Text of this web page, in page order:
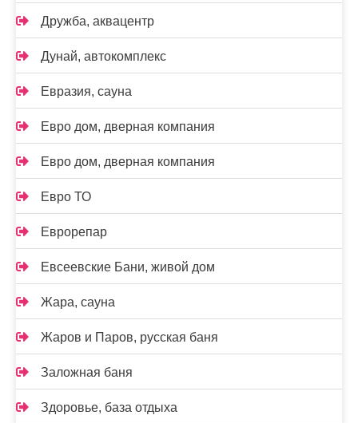
Дружба, аквацентр
Дунай, автокомплекс
Евразия, сауна
Евро дом, дверная компания
Евро дом, дверная компания
Евро ТО
Еврорепар
Евсеевские Бани, живой дом
Жара, сауна
Жаров и Паров, русская баня
Заложная баня
Здоровье, база отдыха